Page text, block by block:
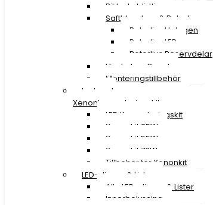
Riktade blixtljus
Saftblandare & Rotorljus
Rotorljus Halogen
Rotorljus LED
Rotorljus Reservdelar
Vindruta – Panel
Monteringstillbehör
Led- och
Xenonkonverteringskit
LED Konverteringskit
Xenonkit 35W
Xenonkit 55W
Xenonkit 70W
Tillbehör för Xenonkit
LED-slingor & Lister
Alla LED-slingor & Lister
Innerbelysning